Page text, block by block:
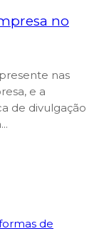
no
nas
e a
de divulgação